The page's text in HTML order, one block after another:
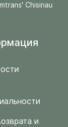
Chisinau
и